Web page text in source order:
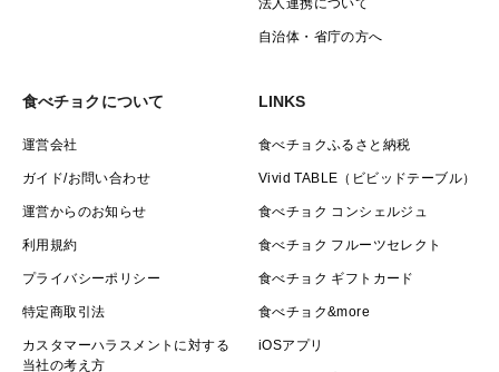
法人連携について
自治体・省庁の方へ
食べチョクについて
運営会社
ガイド/お問い合わせ
運営からのお知らせ
利用規約
プライバシーポリシー
特定商取引法
カスタマーハラスメントに対する
当社の考え方
LINKS
食べチョクふるさと納税
Vivid TABLE（ビビッドテーブル）
食べチョク コンシェルジュ
食べチョク フルーツセレクト
食べチョク ギフトカード
食べチョク&more
iOSアプリ